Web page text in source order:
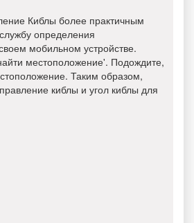
Киблы более практичным
определения
мобильном устройстве.
местоположение'. Подождите,
Таким образом,
киблы и угол киблы для